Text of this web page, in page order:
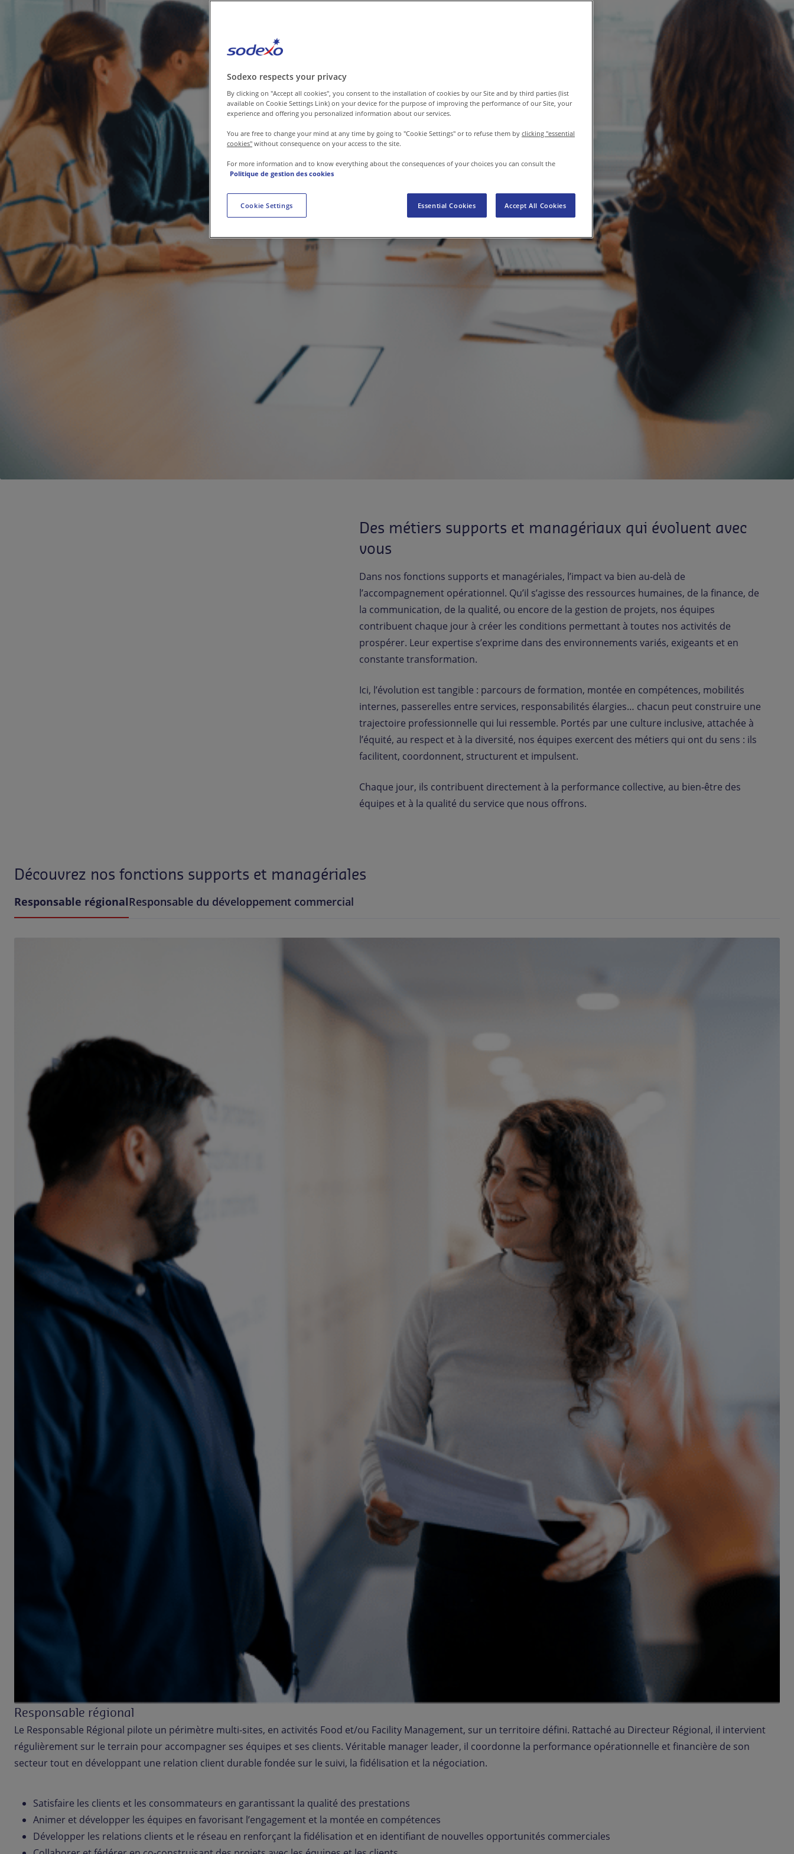
Des métiers supports et managériaux qui évoluent avec
vous
Dans nos fonctions supports et managériales, l’impact va bien au‑delà de
l’accompagnement opérationnel. Qu’il s’agisse des ressources humaines, de la finance, de
la communication, de la qualité, ou encore de la gestion de projets, nos équipes
contribuent chaque jour à créer les conditions permettant à toutes nos activités de
prospérer. Leur expertise s’exprime dans des environnements variés, exigeants et en
constante transformation.
Ici, l’évolution est tangible : parcours de formation, montée en compétences, mobilités
internes, passerelles entre services, responsabilités élargies… chacun peut construire une
trajectoire professionnelle qui lui ressemble. Portés par une culture inclusive, attachée à
l’équité, au respect et à la diversité, nos équipes exercent des métiers qui ont du sens : ils
facilitent, coordonnent, structurent et impulsent.
Chaque jour, ils contribuent directement à la performance collective, au bien‑être des
équipes et à la qualité du service que nous offrons.
Découvrez nos fonctions supports et managériales
Responsable régionalResponsable du développement commercial
Responsable régional
Le Responsable Régional pilote un périmètre multi-sites, en activités Food et/ou Facility Management, sur un territoire défini. Rattaché au Directeur Régional, il intervient
régulièrement sur le terrain pour accompagner ses équipes et ses clients. Véritable manager leader, il coordonne la performance opérationnelle et financière de son
secteur tout en développant une relation client durable fondée sur le suivi, la fidélisation et la négociation.
Satisfaire les clients et les consommateurs en garantissant la qualité des prestations
Animer et développer les équipes en favorisant l’engagement et la montée en compétences
Développer les relations clients et le réseau en renforçant la fidélisation et en identifiant de nouvelles opportunités commerciales
Sodexo respects your privacy
By clicking on "Accept all cookies", you consent to the installation of cookies by our Site and by third parties (list
available on Cookie Settings Link) on your device for the purpose of improving the performance of our Site, your
experience and offering you personalized information about our services.
You are free to change your mind at any time by going to "Cookie Settings" or to refuse them by clicking "essential
cookies" without consequence on your access to the site.
For more information and to know everything about the consequences of your choices you can consult the
Politique de gestion des cookies
Cookie Settings Essential Cookies Accept All Cookies